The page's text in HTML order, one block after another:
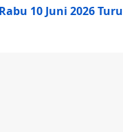
10 Juni 2026